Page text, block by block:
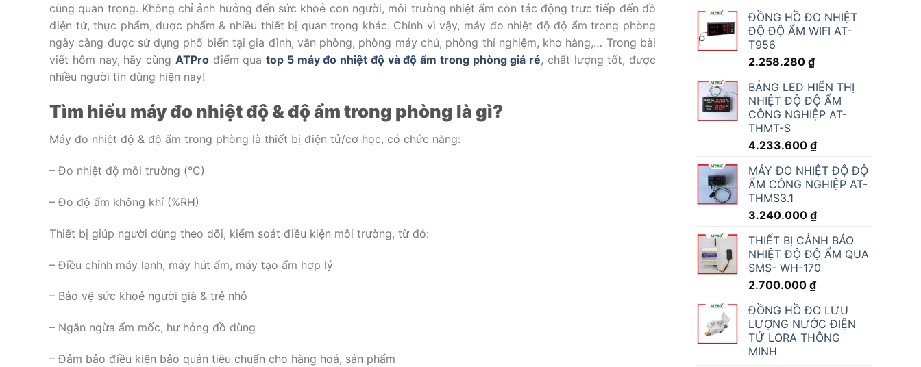
cùng quan trọng. Không chỉ ảnh hưởng đến sức khoẻ con người, môi trường nhiệt ẩm còn tác động trực tiếp đến đồ
điện tử, thực phẩm, dược phẩm & nhiều thiết bị quan trọng khác. Chính vì vậy, máy đo nhiệt độ độ ẩm trong phòng
ngày càng được sử dụng phổ biến tại gia đình, văn phòng, phòng máy chủ, phòng thí nghiệm, kho hàng,… Trong bài
viết hôm nay, hãy cùng ATProđiểm qua top 5 máy đo nhiệt độ và độ ẩm trong phòng giá rẻ, chất lượng tốt, được
nhiều người tin dùng hiện nay!
Tìm hiểu máy đo nhiệt độ & độ ẩm trong phòng là gì?
Máy đo nhiệt độ & độ ẩm trong phòng là thiết bị điện tử/cơ học, có chức năng:
– Đo nhiệt độ môi trường (°C)
– Đo độ ẩm không khí (%RH)
Thiết bị giúp người dùng theo dõi, kiểm soát điều kiện môi trường, từ đó:
– Điều chỉnh máy lạnh, máy hút ẩm, máy tạo ẩm hợp lý
– Bảo vệ sức khoẻ người già & trẻ nhỏ
– Ngăn ngừa ẩm mốc, hư hỏng đồ dùng
– Đảm bảo điều kiện bảo quản tiêu chuẩn cho hàng hoá, sản phẩm
ĐỒNG HỒ ĐO NHIỆT
ĐỘ ĐỘ ẨM WIFI AT-
T956
2.258.280 ₫
BẢNG LED HIỂN THỊ
NHIỆT ĐỘ ĐỘ ẨM
CÔNG NGHIỆP AT-
THMT-S
4.233.600 ₫
MÁY ĐO NHIỆT ĐỘ ĐỘ
ẨM CÔNG NGHIỆP AT-
THMS3.1
3.240.000 ₫
THIẾT BỊ CẢNH BÁO
NHIỆT ĐỘ ĐỘ ẨM QUA
SMS- WH-170
2.700.000 ₫
ĐỒNG HỒ ĐO LƯU
LƯỢNG NƯỚC ĐIỆN
TỬ LORA THÔNG
MINH